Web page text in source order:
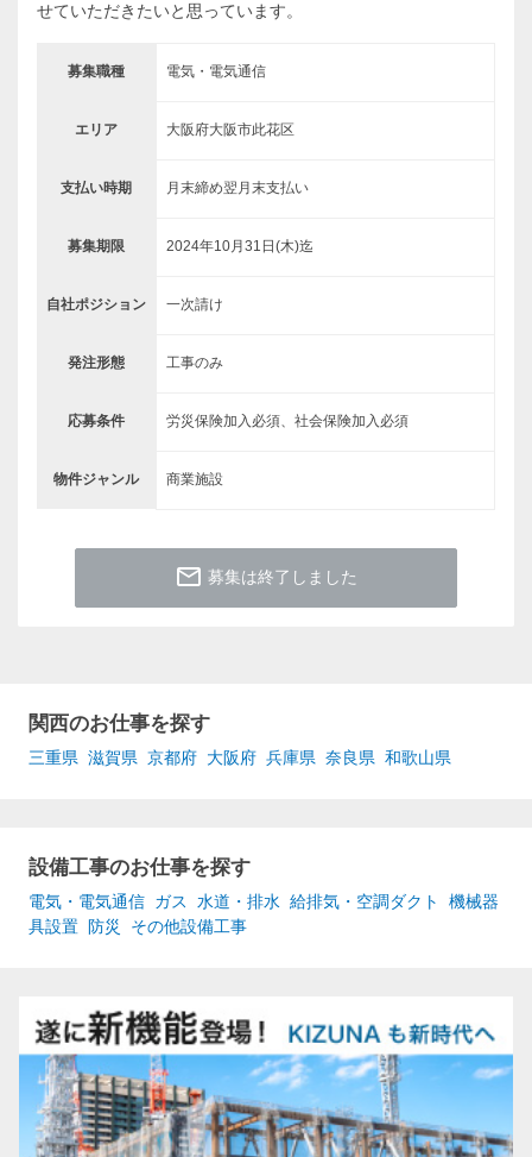
せていただきたいと思っています。
募集職種 電気・電気通信
エリア 大阪府大阪市此花区
支払い時期 月末締め翌月末支払い
募集期限 2024年10月31日(木)迄
自社ポジション 一次請け
発注形態 工事のみ
応募条件 労災保険加入必須、社会保険加入必須
物件ジャンル 商業施設
mail_outline 募集は終了しました
関西のお仕事を探す
三重県 滋賀県 京都府 大阪府 兵庫県 奈良県 和歌山県
設備工事のお仕事を探す
電気・電気通信 ガス 水道・排水 給排気・空調ダクト
機械器
具設置 防災 その他設備工事